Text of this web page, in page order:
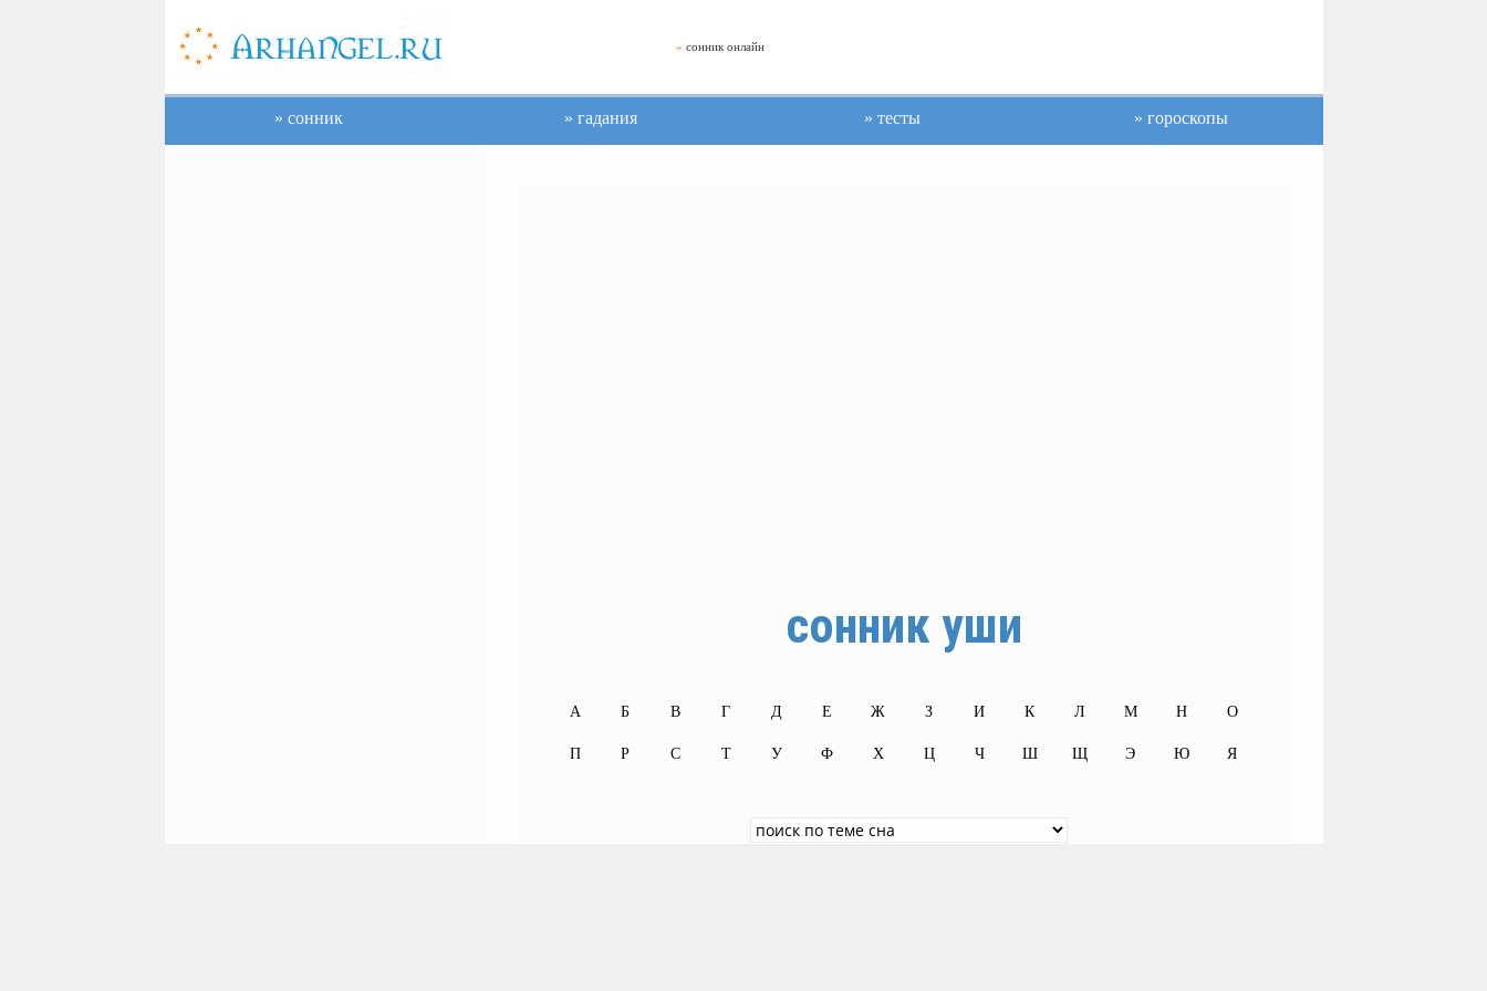
»сонник онлайн
сонник гадания тесты гороскопы
сонник уши
А Б В Г Д Е Ж
П Р С Т У Ф Х
З И К Л М Н О
Ц Ч Ш Щ Э Ю Я